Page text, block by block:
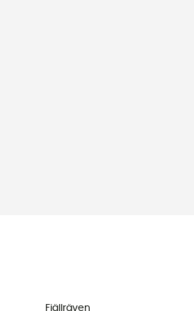
Fjällräven